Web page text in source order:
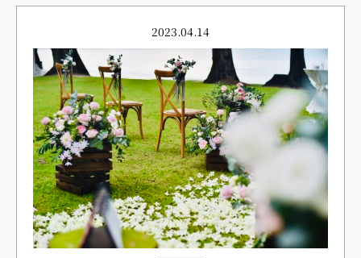
2023.04.14